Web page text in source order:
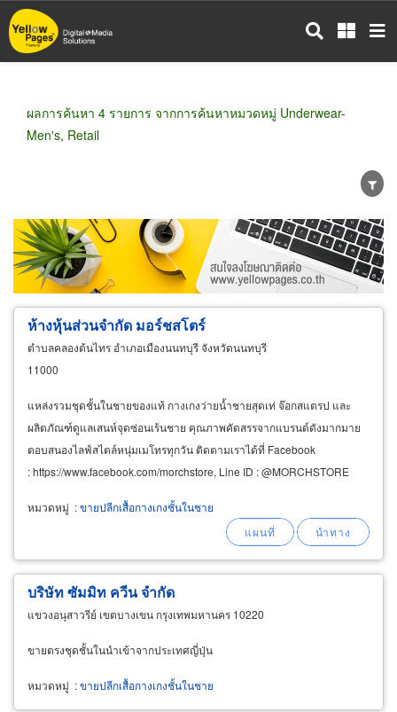
ข้าม
ไป
ผลการค้นหา 4 รายการ จากการค้นหาหมวดหมู่ Underwear-
Men's, Retail
ขายส่ง ขายปลีก ผู้ผลิต
ตัวแทนจัดจำหน่าย
ผู้ส่งออก/นำเข้า
ธุรกิจบริการ
ห้างหุ้นส่วนจำกัด มอร์ชสโตร์
ตำบลคลองต้นไทร อำเภอเมืองนนทบุรี จังหวัดนนทบุรี
11000
แหล่งรวมชุดชั้นในชายของแท้ กางเกงว่ายน้ำชายสุดเท่ จ๊อกสแตรป และ
ผลิตภัณฑ์ดูแลเสนห์จุดซ่อนเร้นชาย คุณภาพคัดสรรจากแบรนด์ดังมากมาย
ตอบสนองไลฟ์สไตล์หนุ่มเมโทรทุกวัน ติดตามเราได้ที่ Facebook
: https://www.facebook.com/morchstore, Line ID : @MORCHSTORE
หมวดหมู่ :ขายปลีกเสื้อกางเกงชั้นในชาย
บริษัท ซัมมิท ควีน จำกัด
แขวงอนุสาวรีย์ เขตบางเขน กรุงเทพมหานคร 10220
ขายตรงชุดชั้นในนำเข้าจากประเทศญี่ปุ่น
หมวดหมู่ :ขายปลีกเสื้อกางเกงชั้นในชาย